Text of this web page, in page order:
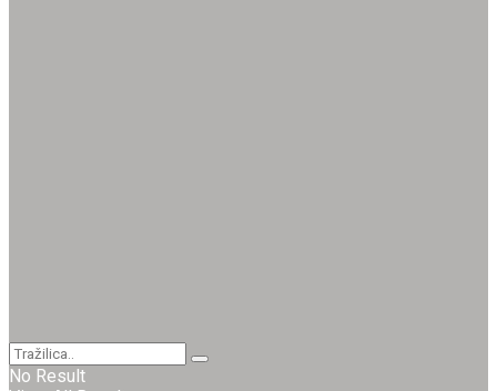
No Result